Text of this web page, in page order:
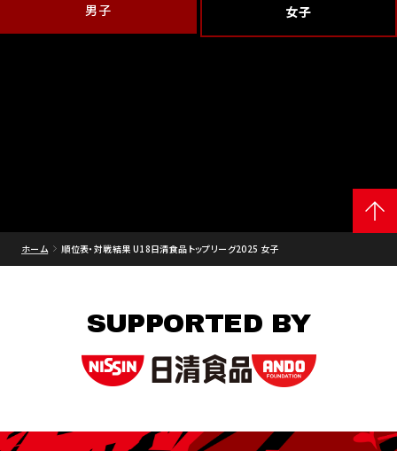
男子 女子
ホーム 順位表・対戦結果 U18日清食品トップリーグ2025 女子
SUPPORTED BY